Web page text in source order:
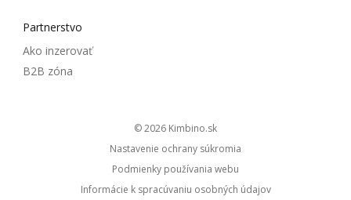
Partnerstvo
Ako inzerovať
B2B zóna
© 2026
kimbino.sk
Nastavenie ochrany súkromia
Podmienky používania webu
Informácie k spracúvaniu osobných údajov